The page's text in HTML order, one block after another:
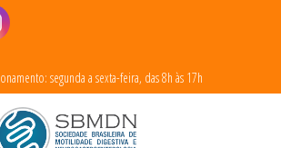
segunda a sexta-feira, das 8h às 17h